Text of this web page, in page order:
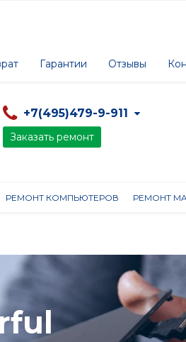
Гарантии Отзывы
+7(495)479-9-911
Заказать ремонт
РЕМОНТ КОМПЬЮТЕРОВ РЕМОНТ